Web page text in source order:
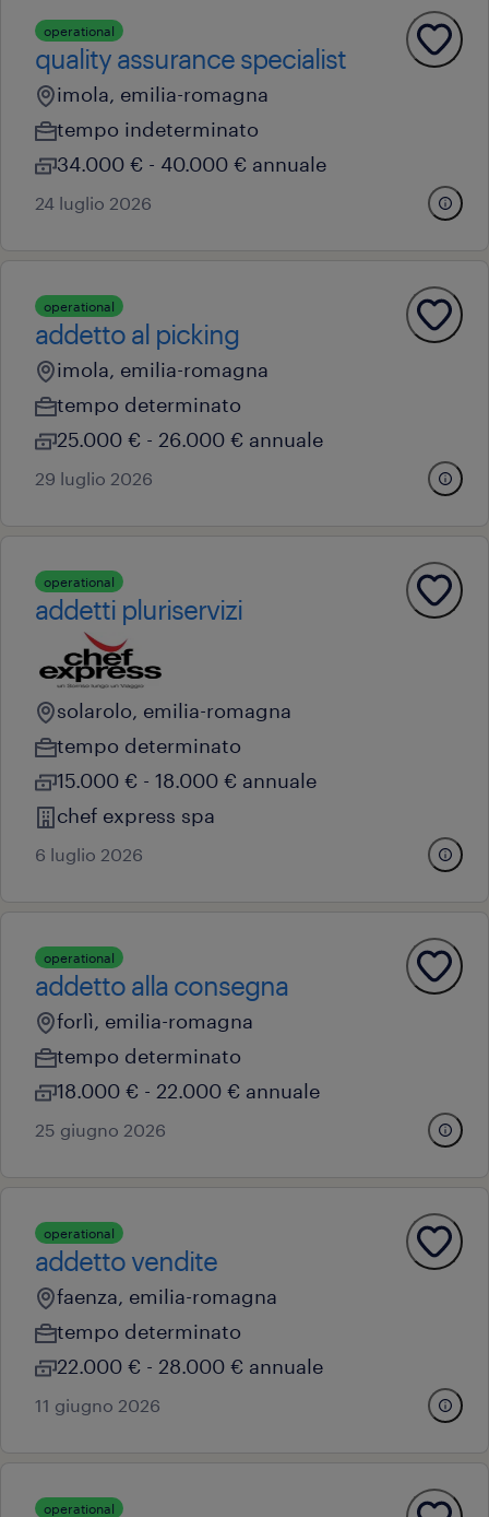
operational
quality assurance specialist
imola, emilia-romagna
tempo indeterminato
34.000 € - 40.000 € annuale
24 luglio 2026
operational
addetto al picking
imola, emilia-romagna
tempo determinato
25.000 € - 26.000 € annuale
29 luglio 2026
operational
addetti pluriservizi
solarolo, emilia-romagna
tempo determinato
15.000 € - 18.000 € annuale
chef express spa
6 luglio 2026
operational
addetto alla consegna
forlì, emilia-romagna
tempo determinato
18.000 € - 22.000 € annuale
25 giugno 2026
operational
addetto vendite
faenza, emilia-romagna
tempo determinato
22.000 € - 28.000 € annuale
11 giugno 2026
operational